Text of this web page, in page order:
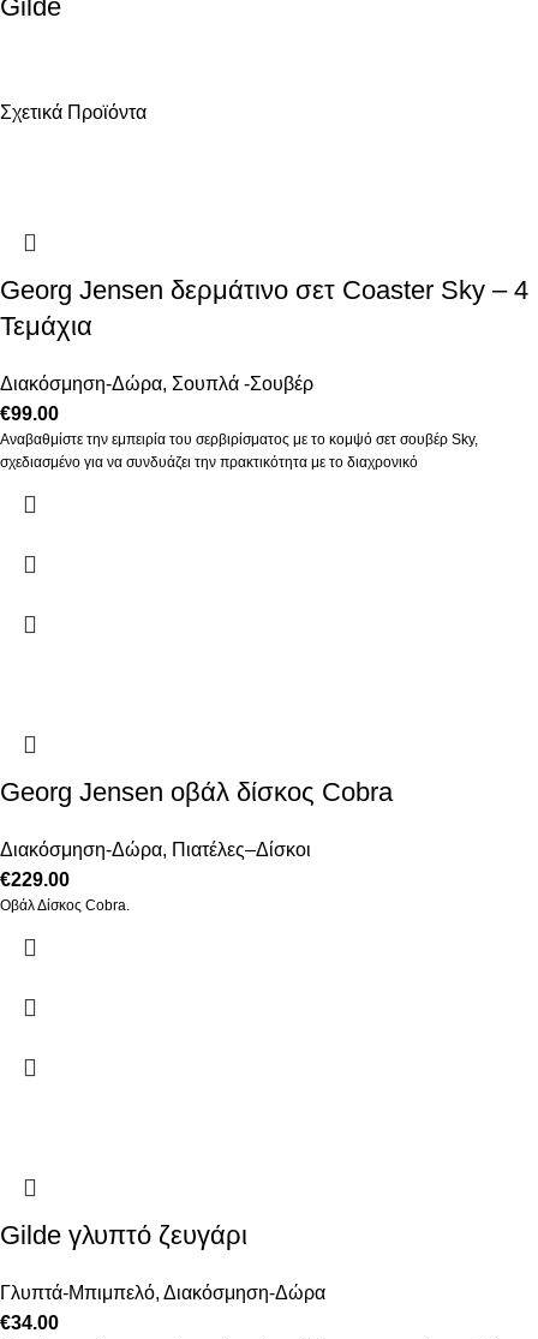
Gilde
Σχετικά Προϊόντα
Georg Jensen δερμάτινο σετ Coaster Sky – 4
Τεμάχια
Διακόσμηση-Δώρα, Σουπλά -Σουβέρ
€99.00
Αναβαθμίστε την εμπειρία του σερβιρίσματος με το κομψό σετ σουβέρ Sky,
σχεδιασμένο για να συνδυάζει την πρακτικότητα με το διαχρονικό
Georg Jensen οβάλ δίσκος Cobra
Διακόσμηση-Δώρα, Πιατέλες–Δίσκοι
€229.00
Οβάλ Δίσκος Cobra.
Gilde γλυπτό ζευγάρι
Γλυπτά-Μπιμπελό, Διακόσμηση-Δώρα
€34.00